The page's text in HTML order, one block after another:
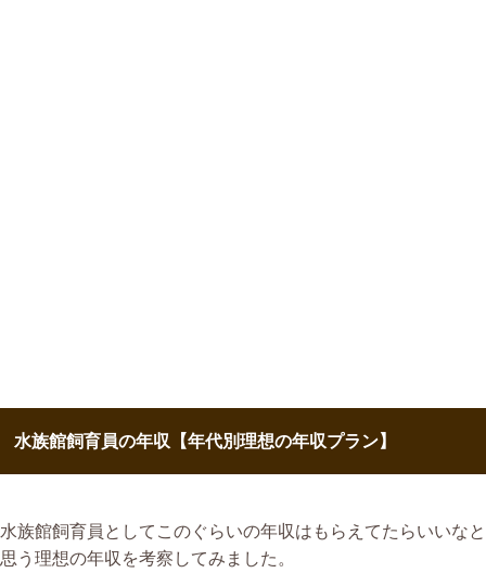
水族館飼育員の年収【年代別理想の年収プラン】
水族館飼育員としてこのぐらいの年収はもらえてたらいいなと
思う理想の年収を考察してみました。